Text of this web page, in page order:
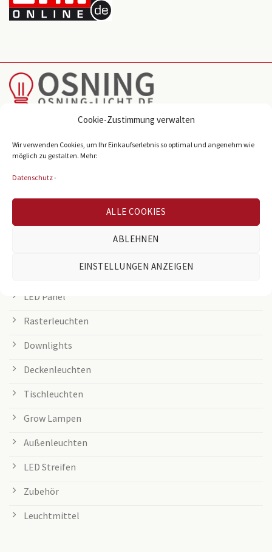
Cookie-Zustimmung verwalten
Wir verwenden Cookies, um Ihr Einkaufserlebnis so optimal und angenehm wie
möglich zu gestalten. Mehr:
Datenschutz-
ALLE COOKIES
ABLEHNEN
EINSTELLUNGEN ANZEIGEN
D-33605 Bielefeld
BELIEBTE KATEGORIEN
Büroleuchten
LED Panel
Rasterleuchten
Downlights
Deckenleuchten
Tischleuchten
Grow Lampen
Außenleuchten
LED Streifen
Zubehör
Leuchtmittel